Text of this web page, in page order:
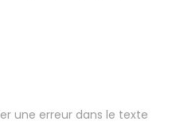
une erreur dans le texte